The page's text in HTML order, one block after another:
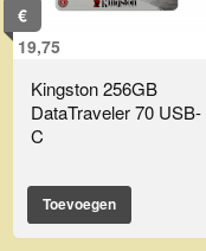
€
19,75
Kingston 256GB
DataTraveler 70 USB-
C
Toevoegen